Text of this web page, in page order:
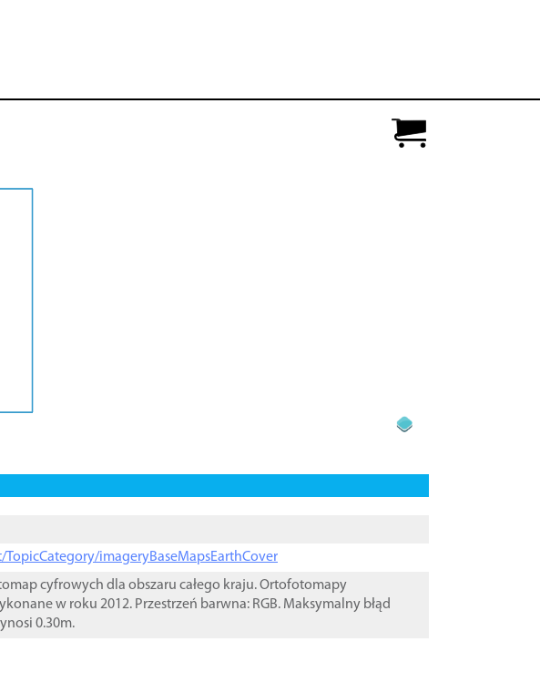
imageryBaseMapsEarthCover
cyfrowych dla obszaru całego kraju. Ortofotomapy
w roku 2012. Przestrzeń barwna: RGB. Maksymalny błąd
0.30m.